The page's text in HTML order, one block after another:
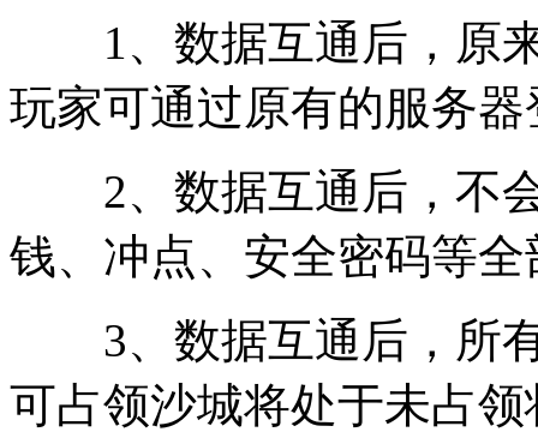
1、数据互通后，原来
玩家可通过原有的服务
2、数据互通后，不会
钱、冲点、安全密码等
3、数据互通后，所有
可占领沙城将处于未占领